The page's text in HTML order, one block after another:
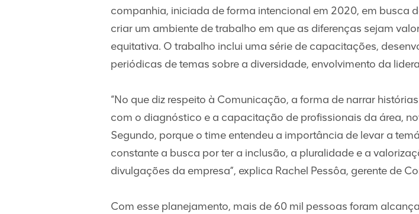
companhia, iniciada de forma intencional em 2020, em busca
criar um ambiente de trabalho em que as diferenças sejam
equitativa. O trabalho inclui uma série de capacitações,
periódicas de temas sobre a diversidade, envolvimento da
“No que diz respeito à Comunicação, a forma de narrar
com o diagnóstico e a capacitação de profissionais da área,
Segundo, porque o time entendeu a importância de levar a
constante a busca por ter a inclusão, a pluralidade e a
divulgações da empresa”, explica Rachel Pessôa, gerente de
Com esse planejamento, mais de 60 mil pessoas foram